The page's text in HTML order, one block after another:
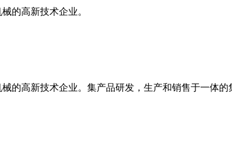
的高新技术企业。
的高新技术企业。集产品研发，生产和销售于一体